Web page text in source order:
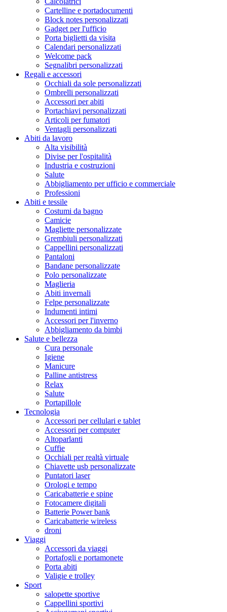
Cartelline e portadocumenti
Block notes personalizzati
Gadget per l'ufficio
Porta biglietti da visita
Calendari personalizzati
Welcome pack
Segnalibri personalizzati
Regali e accessori
Occhiali da sole personalizzati
Ombrelli personalizzati
Accessori per abiti
Portachiavi personalizzati
Articoli per fumatori
Ventagli personalizzati
Abiti da lavoro
Alta visibilità
Divise per l'ospitalità
Industria e costruzioni
Salute
Abbigliamento per ufficio e commerciale
Professioni
Abiti e tessile
Costumi da bagno
Camicie
Magliette personalizzate
Grembiuli personalizzati
Cappellini personalizzati
Pantaloni
Bandane personalizzate
Polo personalizzate
Maglieria
Abiti invernali
Felpe personalizzate
Indumenti intimi
Accessori per l'inverno
Abbigliamento da bimbi
Salute e bellezza
Cura personale
Igiene
Manicure
Palline antistress
Relax
Salute
Portapillole
Tecnologia
Accessori per cellulari e tablet
Accessori per computer
Altoparlanti
Cuffie
Occhiali per realtà virtuale
Chiavette usb personalizzate
Puntatori laser
Orologi e tempo
Caricabatterie e spine
Fotocamere digitali
Batterie Power bank
Caricabatterie wireless
droni
Viaggi
Accessori da viaggi
Portafogli e portamonete
Porta abiti
Valigie e trolley
Sport
salopette sportive
Cappellini sportivi